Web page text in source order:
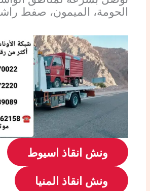
الحومة، الميمون، صفط
ونش انقاذ اسيوط
ونش انقاذ المنيا